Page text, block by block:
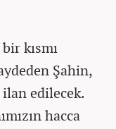
kısmı
Şahin,
edilecek.
hacca